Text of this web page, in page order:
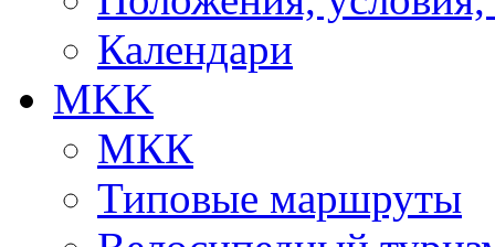
Календари
MKK
МКК
Типовые маршруты